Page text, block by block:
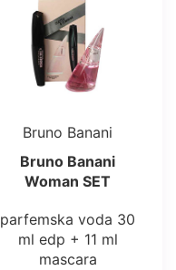
Bruno Banani
Bruno Banani
Woman SET
parfemska voda 30
ml edp + 11 ml
mascara